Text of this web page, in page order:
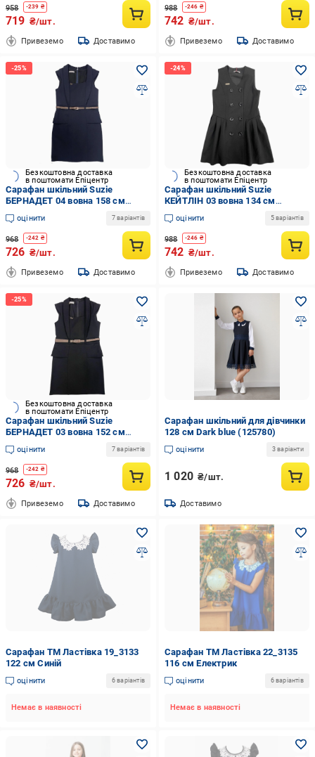
958 -239 ₴
719 ₴/шт.
Привеземо Доставимо
988 -246 ₴
742 ₴/шт.
Привеземо Доставимо
Безкоштовна доставка
в поштомати Епіцентр
Сарафан шкільний Suzie
БЕРНАДЕТ 04 вовна 158 см
Синій (9017_158)
оцінити 7 варіантів
968 -242 ₴
726 ₴/шт.
Привеземо Доставимо
Безкоштовна доставка
в поштомати Епіцентр
Сарафан шкільний Suzie
КЕЙТЛІН 03 вовна 134 см
Чорний (1402_140)
оцінити 5 варіантів
988 -246 ₴
742 ₴/шт.
Привеземо Доставимо
Безкоштовна доставка
в поштомати Епіцентр
Сарафан шкільний Suzie
БЕРНАДЕТ 03 вовна 152 см
Чорний (8838_152)
оцінити 7 варіантів
968 -242 ₴
726 ₴/шт.
Привеземо Доставимо
Сарафан шкільний для дівчинки
128 см Dark blue (125780)
оцінити 3 варіанти
1 020 ₴/шт.
Доставимо
Сарафан ТМ Ластівка 19_3133
122 см Синій
оцінити 6 варіантів
Немає в наявності
Сарафан ТМ Ластівка 22_3135
116 см Електрик
оцінити 6 варіантів
Немає в наявності